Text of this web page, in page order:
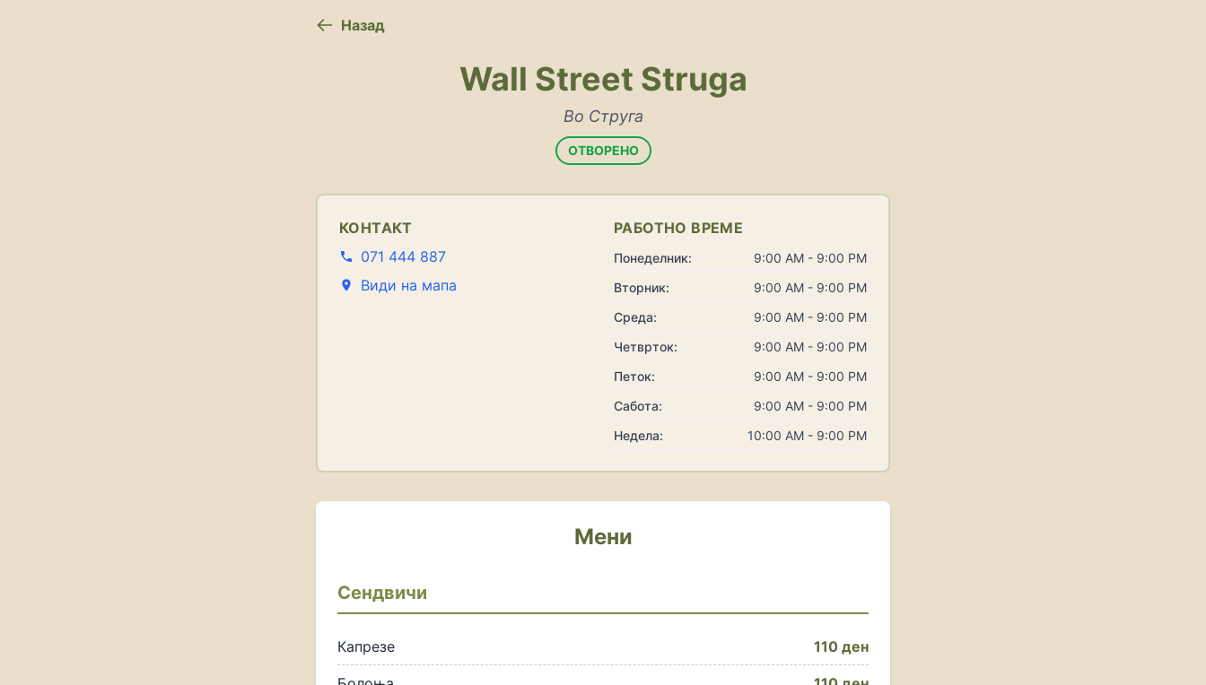
Назад
Wall Street Struga
Во Струга
ОТВОРЕНО
КОНТАКТ
071 444 887
Види на мапа
РАБОТНО ВРЕМЕ
Понеделник:
9:00 AM - 9:00 PM
Вторник:
9:00 AM - 9:00 PM
Среда:
9:00 AM - 9:00 PM
Четврток:
9:00 AM - 9:00 PM
Петок:
9:00 AM - 9:00 PM
Сабота:
9:00 AM - 9:00 PM
Недела:
10:00 AM - 9:00 PM
Мени
Сендвичи
Капрезе 110 ден